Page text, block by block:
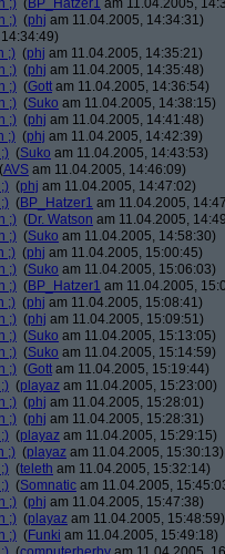
;) (BP_Hatzer1 am 11.04.2005,
;) (phj am 11.04.2005, 14:34:31)
;) (phj am 11.04.2005, 14:35:21)
;) (phj am 11.04.2005, 14:35:48)
;) (Gott am 11.04.2005, 14:36:54)
;) (Suko am 11.04.2005, 14:38:15)
;) (phj am 11.04.2005, 14:41:48)
;) (phj am 11.04.2005, 14:42:39)
(Suko am 11.04.2005, 14:43:53)
(AVS am 11.04.2005, 14:46:09)
(phj am 11.04.2005, 14:47:02)
(BP_Hatzer1 am 11.04.2005,
;) (Dr. Watson am 11.04.2005,
;) (Suko am 11.04.2005, 14:58:30)
;) (phj am 11.04.2005, 15:00:45)
;) (Suko am 11.04.2005, 15:06:03)
;) (BP_Hatzer1 am 11.04.2005,
;) (phj am 11.04.2005, 15:08:41)
;) (phj am 11.04.2005, 15:09:51)
;) (Suko am 11.04.2005, 15:13:05)
;) (Suko am 11.04.2005, 15:14:59)
;) (Gott am 11.04.2005, 15:19:44)
(playaz am 11.04.2005, 15:23:00)
;) (phj am 11.04.2005, 15:28:01)
;) (phj am 11.04.2005, 15:28:31)
(playaz am 11.04.2005, 15:29:15)
;) (playaz am 11.04.2005, 15:30:13)
(teleth am 11.04.2005, 15:32:14)
(Somnatic am 11.04.2005,
;) (phj am 11.04.2005, 15:47:38)
;) (playaz am 11.04.2005, 15:48:59)
;) (Funki am 11.04.2005, 15:49:18)